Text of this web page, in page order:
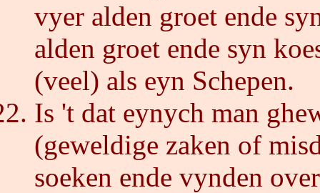
vyer alden groet ende
alden groet ende syn
(veel) als eyn Schepen.
Is 't dat eynych man
(geweldige zaken of
soeken ende vynden